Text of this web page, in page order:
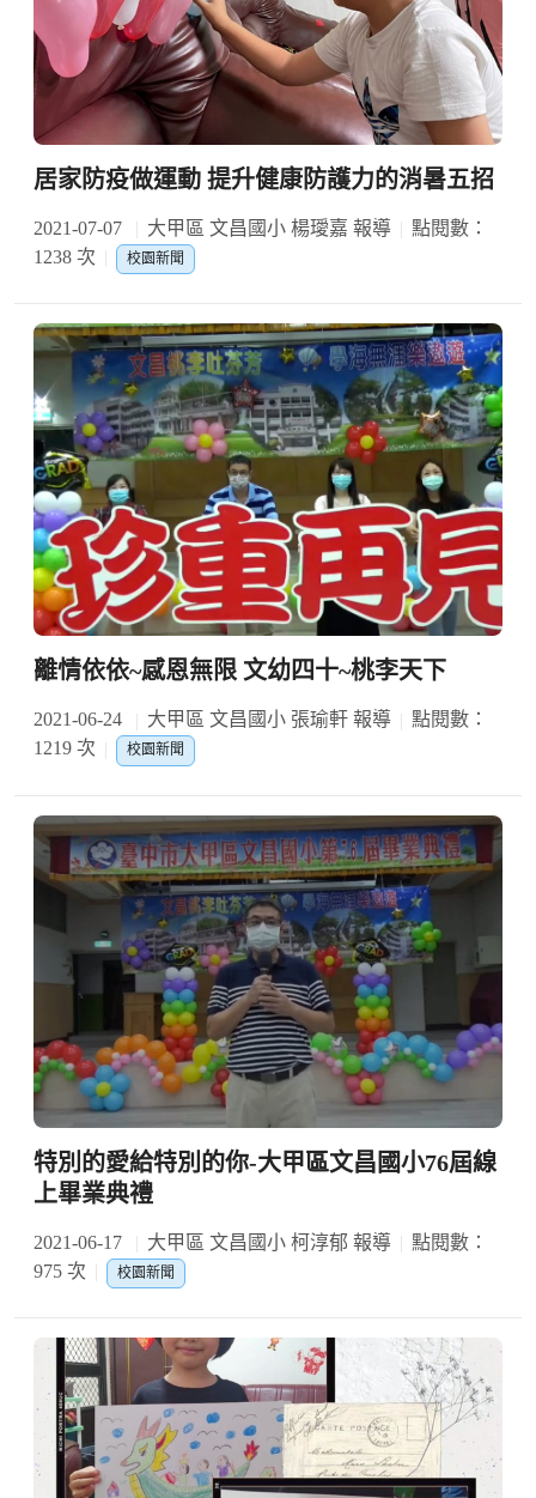
居家防疫做運動 提升健康防護力的消暑五招
2021-07-07 大甲區 文昌國小 楊璦嘉 報導
點閱數：
1238 次
校園新聞
離情依依~感恩無限 文幼四十~桃李天下
2021-06-24 大甲區 文昌國小 張瑜軒 報導
點閱數：
1219 次
校園新聞
特別的愛給特別的你-大甲區文昌國小76屆線
上畢業典禮
2021-06-17 大甲區 文昌國小 柯淳郁 報導
點閱數：
975 次
校園新聞